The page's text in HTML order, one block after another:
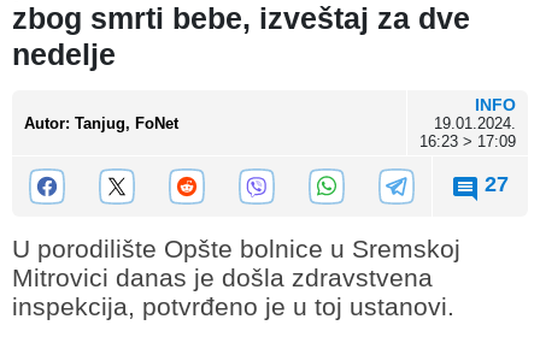
zbog smrti bebe, izveštaj za dve
nedelje
Autor: Tanjug, FoNet
INFO
19.01.2024.
16:23 > 17:09
27
U porodilište Opšte bolnice u Sremskoj
Mitrovici danas je došla zdravstvena
inspekcija, potvrđeno je u toj ustanovi.